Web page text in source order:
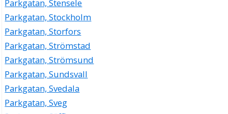
Parkgatan, Stensele
Parkgatan, Stockholm
Parkgatan, Storfors
Parkgatan, Strömstad
Parkgatan, Strömsund
Parkgatan, Sundsvall
Parkgatan, Svedala
Parkgatan, Sveg